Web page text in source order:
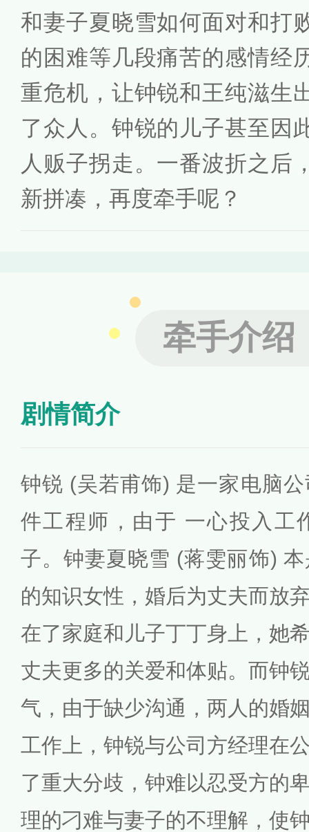
和妻子夏晓雪如何面对和打
的困难等几段痛苦的感情经
重危机，让钟锐和王纯滋生
了众人。钟锐的儿子甚至因
人贩子拐走。一番波折之后
新拼凑，再度牵手呢？
牵手介绍
剧情简介
钟锐 (吴若甫饰) 是一家电脑
件工程师，由于 一心投入工
子。钟妻夏晓雪 (蒋雯丽饰)
的知识女性，婚后为丈夫而放
在了家庭和儿子丁丁身上，她
丈夫更多的关爱和体贴。而钟
气，由于缺少沟通，两人的婚
工作上，钟锐与公司方经理在
了重大分歧，钟难以忍受方的
理的刁难与妻子的不理解，使